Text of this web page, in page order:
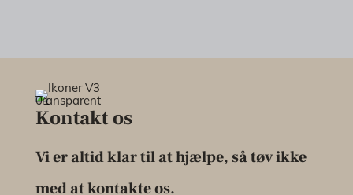
Kontakt os
Vi er altid klar til at hjælpe, så tøv ikke
med at kontakte os.